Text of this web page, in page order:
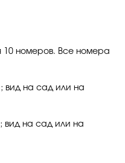
10 номеров. Все номера
вид на сад или на
вид на сад или на